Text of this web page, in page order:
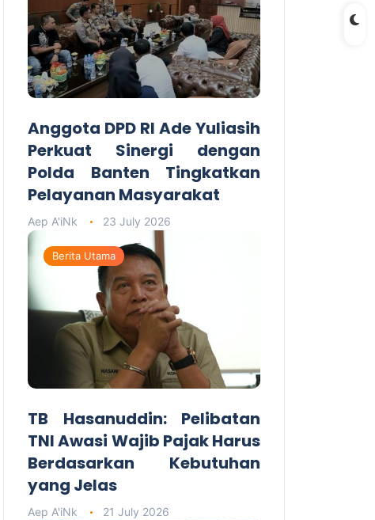
Anggota DPD RI Ade Yuliasih
Perkuat Sinergi dengan
Polda Banten Tingkatkan
Pelayanan Masyarakat
Aep A'iNk 23 July 2026
Berita Utama
TB Hasanuddin: Pelibatan
TNI Awasi Wajib Pajak Harus
Berdasarkan Kebutuhan
yang Jelas
Aep A'iNk 21 July 2026